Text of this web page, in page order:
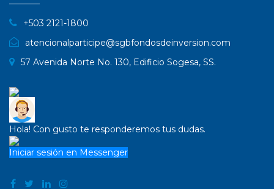
+503 2121-1800
atencionalparticipe@sgbfondosdeinversion.com
57 Avenida Norte No. 130, Edificio Sogesa, SS.
Hola! Con gusto te responderemos tus dudas.
Iniciar sesión en Messenger